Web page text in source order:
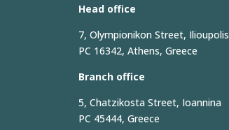
Head office
7, Olympionikon Street, Ilioupolis
PC 16342, Athens, Greece
Branch office
5, Chatzikosta Street, Ioannina
PC 45444, Greece